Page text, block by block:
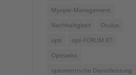
Myopie-Management
Nachhaltigkeit
Oculus
opti
opti FORUM XT
Optiswiss
optometrische Dienstleistung